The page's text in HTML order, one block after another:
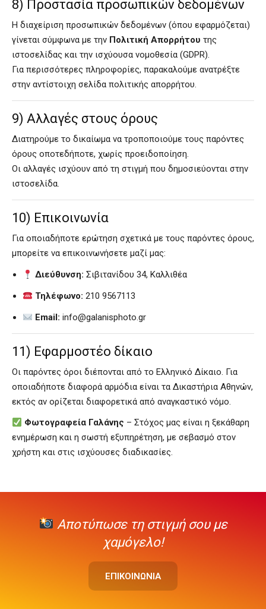
8) Προστασία προσωπικών δεδομένων
Η διαχείριση προσωπικών δεδομένων (όπου εφαρμόζεται)
γίνεται σύμφωνα με την Πολιτική Απορρήτου της
ιστοσελίδας και την ισχύουσα νομοθεσία (GDPR).
Για περισσότερες πληροφορίες, παρακαλούμε ανατρέξτε
στην αντίστοιχη σελίδα πολιτικής απορρήτου.
9) Αλλαγές στους όρους
Διατηρούμε το δικαίωμα να τροποποιούμε τους παρόντες
όρους οποτεδήποτε, χωρίς προειδοποίηση.
Οι αλλαγές ισχύουν από τη στιγμή που δημοσιεύονται στην
ιστοσελίδα.
10) Επικοινωνία
Για οποιαδήποτε ερώτηση σχετικά με τους παρόντες όρους,
μπορείτε να επικοινωνήσετε μαζί μας:
Διεύθυνση: Σιβιτανίδου 34, Καλλιθέα
Τηλέφωνο: 210 9567113
Email: info@galanisphoto.gr
11) Εφαρμοστέο δίκαιο
Οι παρόντες όροι διέπονται από το Ελληνικό Δίκαιο. Για
οποιαδήποτε διαφορά αρμόδια είναι τα Δικαστήρια Αθηνών,
εκτός αν ορίζεται διαφορετικά από αναγκαστικό νόμο.
Φωτογραφεία Γαλάνης – Στόχος μας είναι η ξεκάθαρη
ενημέρωση και η σωστή εξυπηρέτηση, με σεβασμό στον
χρήστη και στις ισχύουσες διαδικασίες.
Αποτύπωσε τη στιγμή σου με
χαμόγελο!
ΕΠΙΚΟΙΝΩΝΙΑ